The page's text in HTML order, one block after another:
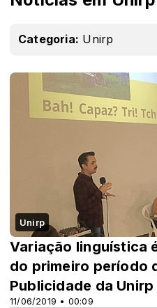
Categoria: Unirp
Unirp
11/06/2019 • 00:09
Variação linguística
do primeiro período
Publicidade da Unirp